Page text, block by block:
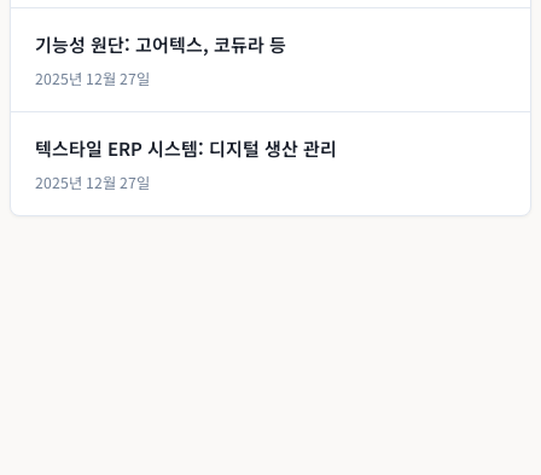
기능성 원단: 고어텍스, 코듀라 등
2025년 12월 27일
텍스타일 ERP 시스템: 디지털 생산 관리
2025년 12월 27일